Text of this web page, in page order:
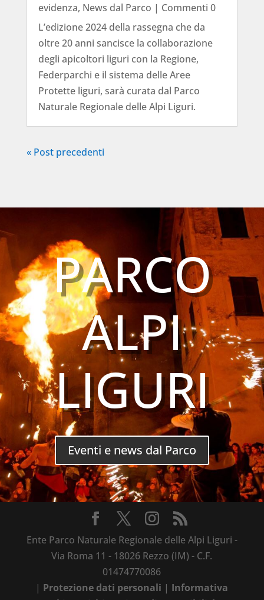
evidenza, News dal Parco | Commenti 0
L’edizione 2024 della rassegna che da
oltre 20 anni sancisce la collaborazione
degli apicoltori liguri con la Regione,
Federparchi e il sistema delle Aree
Protette liguri, sarà curata dal Parco
Naturale Regionale delle Alpi Liguri.
« Post precedenti
PARCO
ALPI
LIGURI
Eventi e news dal Parco
Ente Parco Naturale Regionale delle Alpi Liguri -
Via Roma 11 - 18026 Rezzo (IM) - C.F.
01474770086
| Protezione dati personali | Informativa